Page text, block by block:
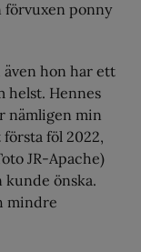
förvuxen ponny
hon har ett
helst. Hennes
nämligen min
föl 2022,
JR-Apache)
önska.
mindre